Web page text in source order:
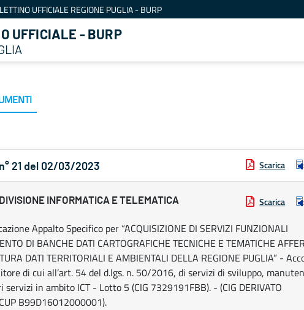
UFFICIALE REGIONE PUGLIA - BURP
UFFICIALE - BURP
21 del 02/03/2023 Scarica
INFORMATICA E TELEMATICA Scarica
Appalto Specifico per “ACQUISIZIONE DI SERVIZI FUNZIONALI
DI BANCHE DATI CARTOGRAFICHE TECNICHE E TEMATICHE
DATI TERRITORIALI E AMBIENTALI DELLA REGIONE PUGLIA” -
di cui all’art. 54 del d.lgs. n. 50/2016, di servizi di sviluppo,
in ambito ICT - Lotto 5 (CIG 7329191FBB). - (CIG DERIVATO
B99D16012000001).